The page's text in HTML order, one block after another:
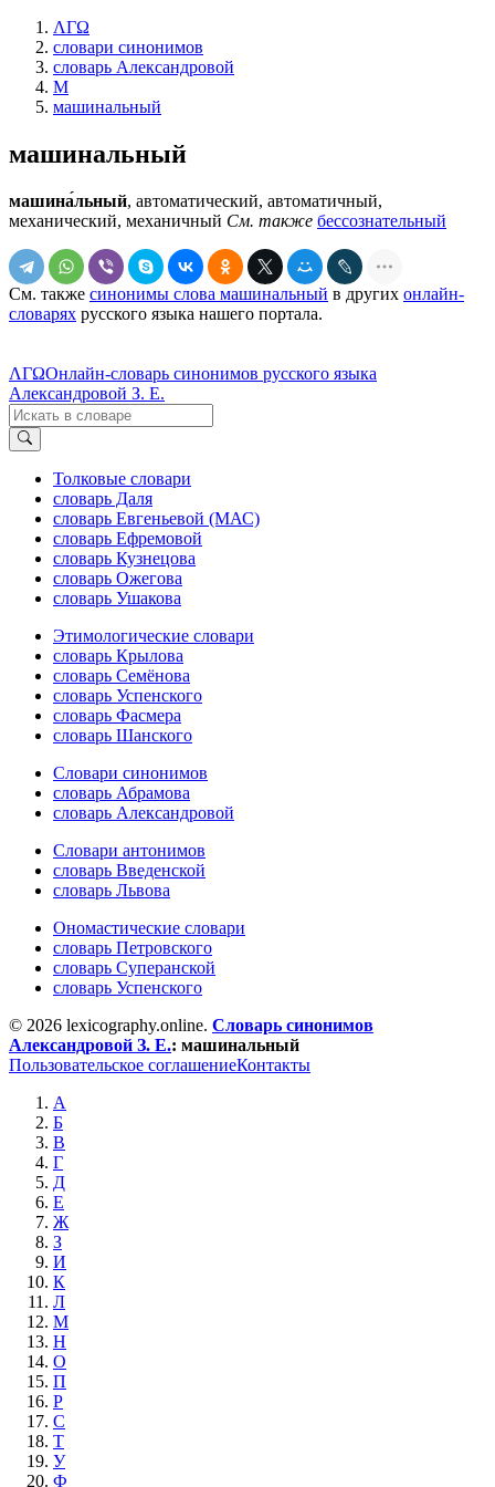
ΛΓΩ
словари синонимов
словарь Александровой
М
машинальный
машинальный
машина́льный, автоматический, автоматичный,
механический, механичный См. также бессознательный
См. также синонимы слова машинальный в других онлайн-
словарях русского языка нашего портала.
ΛΓΩОнлайн-словарь синонимов русского языка
Александровой З. Е.
Толковые словари
словарь Даля
словарь Евгеньевой (МАС)
словарь Ефремовой
словарь Кузнецова
словарь Ожегова
словарь Ушакова
Этимологические словари
словарь Крылова
словарь Семёнова
словарь Успенского
словарь Фасмера
словарь Шанского
Словари синонимов
словарь Абрамова
словарь Александровой
Словари антонимов
словарь Введенской
словарь Львова
Ономастические словари
словарь Петровского
словарь Суперанской
словарь Успенского
© 2026 lexicography.online. Словарь синонимов
Александровой З. Е.: машинальный
Пользовательское соглашениеКонтакты
А
Б
В
Г
Д
Е
Ж
З
И
К
Л
М
Н
О
П
Р
С
Т
У
Ф